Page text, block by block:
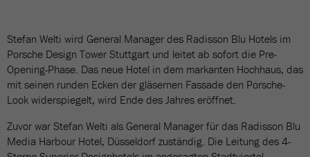
Stefan Welti wird General Manager des Radisson Blu Hotels im
Porsche Design Tower Stuttgart und leitet ab sofort die Pre-
Opening-Phase. Das neue Hotel in dem markanten Hochhaus, das
mit seinen runden Ecken der gläsernen Fassade den Porsche-
Look widerspiegelt, wird Ende des Jahres eröffnet.
Zuvor war Stefan Welti als General Manager für das Radisson Blu
Media Harbour Hotel, Düsseldorf zuständig. Die Leitung des 4-